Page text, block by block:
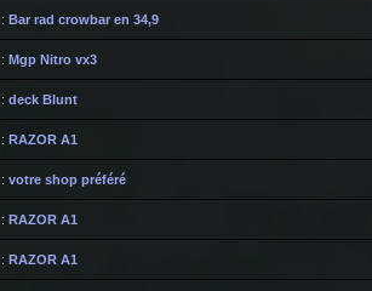
: Bar rad crowbar en 34,9
: Mgp Nitro vx3
: deck Blunt
: RAZOR A1
: votre shop préféré
: RAZOR A1
: RAZOR A1